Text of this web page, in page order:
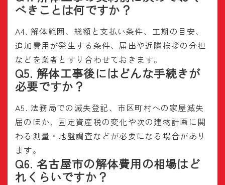
べきことは何ですか？
A4. 解体範囲、総額と支払い条件、工期の目安、
追加費用が発生する条件、届出や近隣挨拶の分担
などを業者とすり合わせておきます。
Q5. 解体工事後にはどんな手続きが
必要ですか？
A5. 法務局での滅失登記、市区町村への家屋滅失
届のほか、固定資産税の変化や次の建物計画に関
わる測量・地盤調査などが必要になる場合があり
ます。
Q6. 名古屋市の解体費用の相場はど
れくらいですか？